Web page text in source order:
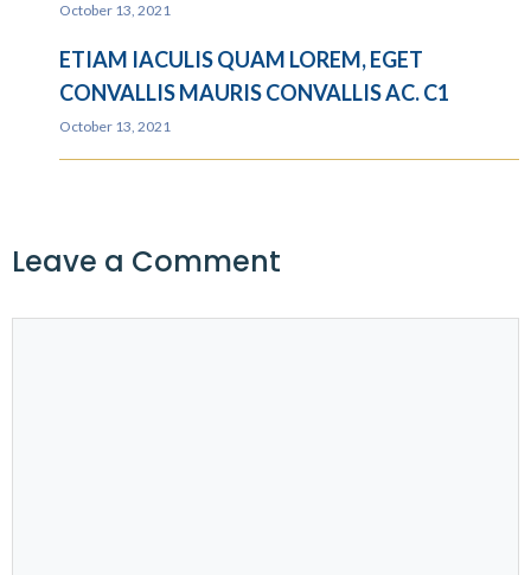
October 13, 2021
ETIAM IACULIS QUAM LOREM, EGET
CONVALLIS MAURIS CONVALLIS AC. C1
October 13, 2021
Leave a Comment